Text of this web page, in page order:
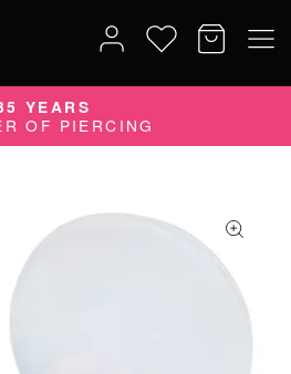
YEARS
OF PIERCING